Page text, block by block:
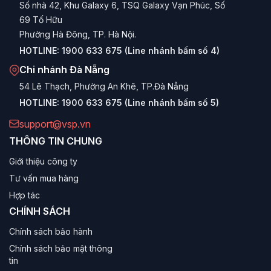
Bảo hành thuận tiện:
theo linh kiện tại hệ thống trung tâm bảo hành VSP trên
toàn quốc.
Phân loại Máy tính để bàn VSP theo nhu
cầu
Máy tính VSP Văn phòng & Học tập
Dòng sản phẩm tập trung vào sự nhỏ gọn, tiết kiệm điện
và độ bền. Cấu hình thường sử dụng CPU Intel Core i3
hoặc Pentium, RAM 8GB, SSD tốc độ cao giúp khởi động
máy và ứng dụng văn phòng (Word, Excel) chỉ trong vài
giây. Vỏ case thường là các mẫu V28xx nhỏ gọn, lịch sự.
Máy tính VSP Gaming & Giải trí
Dành cho game thủ và người dùng gia đình. Trang bị CPU
Số nhà 42, Khu Galaxy 6, TSQ Galaxy Vạn Phúc, Số
69 Tố Hữu
Phường Hà Đông, TP. Hà Nội.
HOTLINE: 1900 633 675 (Line nhánh bấm số 4)
Chi nhánh Đà Nẵng
54 Lê Thạch, Phường An Khê, TP.Đà Nẵng
HOTLINE: 1900 633 675 (Line nhánh bấm số 5)
support@vsp.vn
THÔNG TIN CHUNG
Giới thiệu công ty
Tư vấn mua hàng
Hợp tác
CHÍNH SÁCH
Chính sách bảo hành
Chính sách bảo mật thông
tin